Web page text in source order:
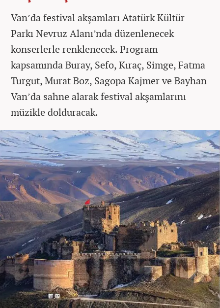
Van’da festival akşamları Atatürk Kültür
Parkı Nevruz Alanı’nda düzenlenecek
konserlerle renklenecek. Program
kapsamında Buray, Sefo, Kıraç, Simge, Fatma
Turgut, Murat Boz, Sagopa Kajmer ve Bayhan
Van’da sahne alarak festival akşamlarını
müzikle dolduracak.